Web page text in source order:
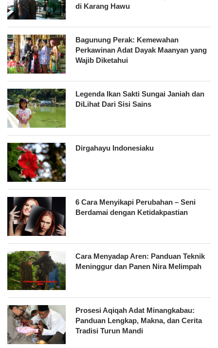
di Karang Hawu
Bagunung Perak: Kemewahan
Perkawinan Adat Dayak Maanyan yang
Wajib Diketahui
Legenda Ikan Sakti Sungai Janiah dan
DiLihat Dari Sisi Sains
Dirgahayu Indonesiaku
6 Cara Menyikapi Perubahan – Seni
Berdamai dengan Ketidakpastian
Cara Menyadap Aren: Panduan Teknik
Meninggur dan Panen Nira Melimpah
Prosesi Aqiqah Adat Minangkabau:
Panduan Lengkap, Makna, dan Cerita
Tradisi Turun Mandi